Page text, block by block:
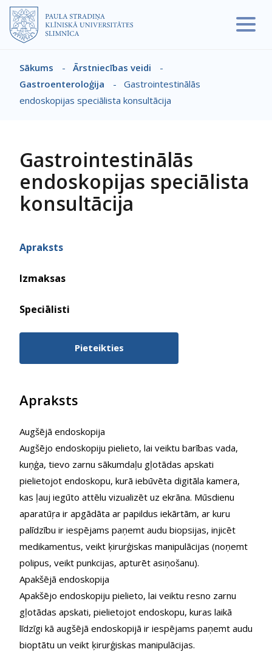
Pārlekt uz galveno saturu
Atpakaļceļš
Sākums - Ārstniecības veidi
-
Gastroenteroloģija
-
Gastrointestinālās
endoskopijas speciālista konsultācija
Gastrointestinālās
endoskopijas speciālista
konsultācija
Apraksts
Izmaksas
Speciālisti
Pieteikties
Apraksts
Augšējā endoskopija
Augšējo endoskopiju pielieto, lai veiktu barības vada,
kuņģa, tievo zarnu sākumdaļu gļotādas apskati
pielietojot endoskopu, kurā iebūvēta digitāla kamera,
kas ļauj iegūto attēlu vizualizēt uz ekrāna. Mūsdienu
aparatūŗa ir apgādāta ar papildus iekārtām, ar kuru
palīdzību ir iespējams paņemt audu biopsijas, injicēt
medikamentus, veikt ķirurģiskas manipulācijas (noņemt
polipus, veikt punkcijas, apturēt asiņošanu).
Apakšējā endoskopija
Apakšējo endoskopiju pielieto, lai veiktu resno zarnu
gļotādas apskati, pielietojot endoskopu, kuras laikā
līdzīgi kā augšējā endoskopijā ir iespējams paņemt audu
bioptātu un veikt ķirurģiskas manipulācijas.